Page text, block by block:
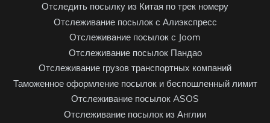
Отследить посылку из Китая по трек номеру
Отслеживание посылок с Алиэкспресс
Отслеживание посылок с Joom
Отслеживание посылок Пандао
Отслеживание грузов транспортных компаний
Таможенное оформление посылок и беспошленный лимит
Отслеживание посылок ASOS
Отслеживание посылок из Англии